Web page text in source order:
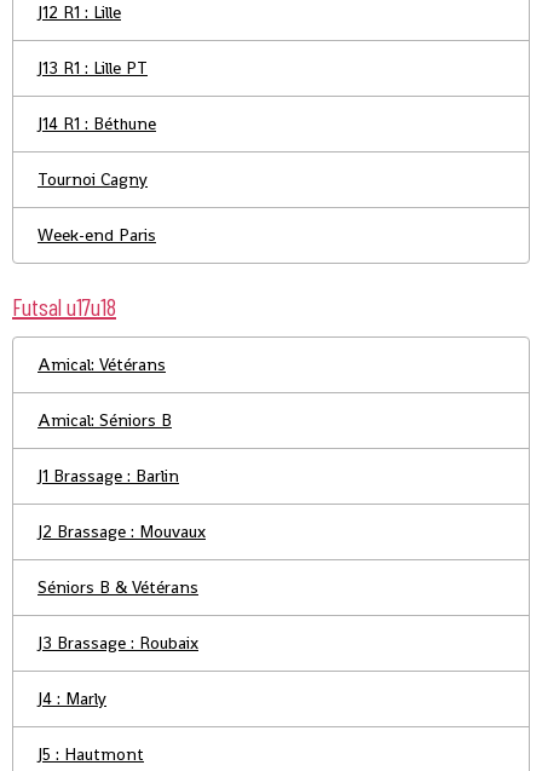
J12 R1 : Lille
J13 R1 : Lille PT
J14 R1 : Béthune
Tournoi Cagny
Week-end Paris
Futsal u17u18
Amical: Vétérans
Amical: Séniors B
J1 Brassage : Barlin
J2 Brassage : Mouvaux
Séniors B & Vétérans
J3 Brassage : Roubaix
J4 : Marly
J5 : Hautmont